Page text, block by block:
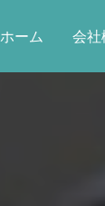
ホーム 会